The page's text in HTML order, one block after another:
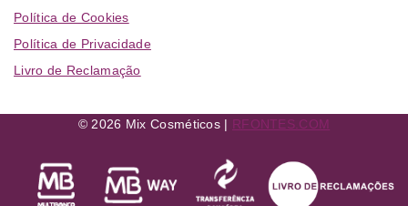
Política de Cookies
Política de Privacidade
Livro de Reclamação
© 2026 Mix Cosméticos | RFONTES.COM